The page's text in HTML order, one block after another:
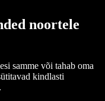
noortele
samme või tahab oma
kindlasti